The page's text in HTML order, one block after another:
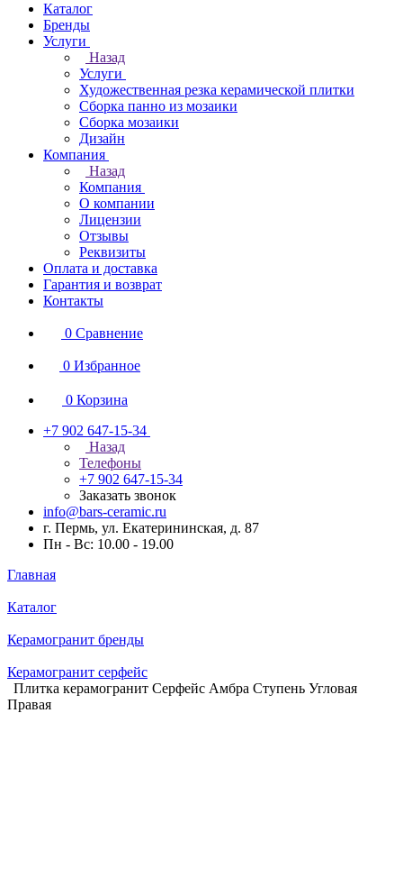
Каталог
Бренды
Услуги
Назад
Услуги
Художественная резка керамической плитки
Сборка панно из мозаики
Сборка мозаики
Дизайн
Компания
Назад
Компания
О компании
Лицензии
Отзывы
Реквизиты
Оплата и доставка
Гарантия и возврат
Контакты
0 Сравнение
0 Избранное
0 Корзина
+7 902 647-15-34
Назад
Телефоны
+7 902 647-15-34
Заказать звонок
info@bars-ceramic.ru
г. Пермь, ул. Екатерининская, д. 87
Пн - Вс: 10.00 - 19.00
Главная
Каталог
Керамогранит бренды
Керамогранит серфейс
Плитка керамогранит Серфейс Амбра Ступень Угловая
Правая